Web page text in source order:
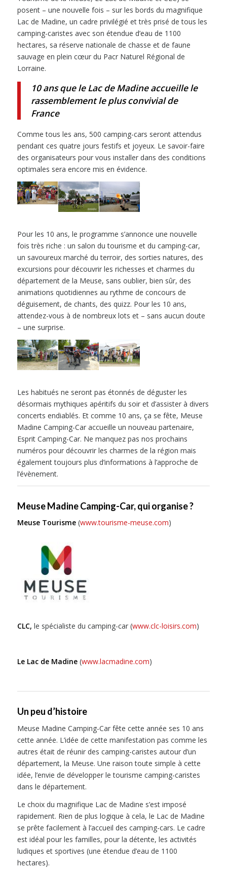
posent – une nouvelle fois – sur les bords du magnifique
Lac de Madine, un cadre privilégié et très prisé de tous les
camping-caristes avec son étendue d’eau de 1100
hectares, sa réserve nationale de chasse et de faune
sauvage en plein cœur du Pacr Naturel Régional de
Lorraine.
10 ans que le Lac de Madine accueille le
rassemblement le plus convivial de
France
Comme tous les ans, 500 camping-cars seront attendus
pendant ces quatre jours festifs et joyeux. Le savoir-faire
des organisateurs pour vous installer dans des conditions
optimales sera encore mis en évidence.
Pour les 10 ans, le programme s’annonce une nouvelle
fois très riche : un salon du tourisme et du camping-car,
un savoureux marché du terroir, des sorties natures, des
excursions pour découvrir les richesses et charmes du
département de la Meuse, sans oublier, bien sûr, des
animations quotidiennes au rythme de concours de
déguisement, de chants, des quizz. Pour les 10 ans,
attendez-vous à de nombreux lots et – sans aucun doute
– une surprise.
Les habitués ne seront pas étonnés de déguster les
désormais mythiques apéritifs du soir et d’assister à divers
concerts endiablés. Et comme 10 ans, ça se fête, Meuse
Madine Camping-Car accueille un nouveau partenaire,
Esprit Camping-Car. Ne manquez pas nos prochains
numéros pour découvrir les charmes de la région mais
également toujours plus d’informations à l’approche de
l’évènement.
Meuse Madine Camping-Car, qui organise ?
Meuse Tourisme(www.tourisme-meuse.com)
CLC, le spécialiste du camping-car (www.clc-loisirs.com)
Le Lac de Madine(www.lacmadine.com)
Un peu d’histoire
Meuse Madine Camping-Car fête cette année ses 10 ans
cette année. L’idée de cette manifestation pas comme les
autres était de réunir des camping-caristes autour d’un
département, la Meuse. Une raison toute simple à cette
idée, l’envie de développer le tourisme camping-caristes
dans le département.
Le choix du magnifique Lac de Madine s’est imposé
rapidement. Rien de plus logique à cela, le Lac de Madine
se prête facilement à l’accueil des camping-cars. Le cadre
est idéal pour les familles, pour la détente, les activités
ludiques et sportives (une étendue d’eau de 1100
hectares).